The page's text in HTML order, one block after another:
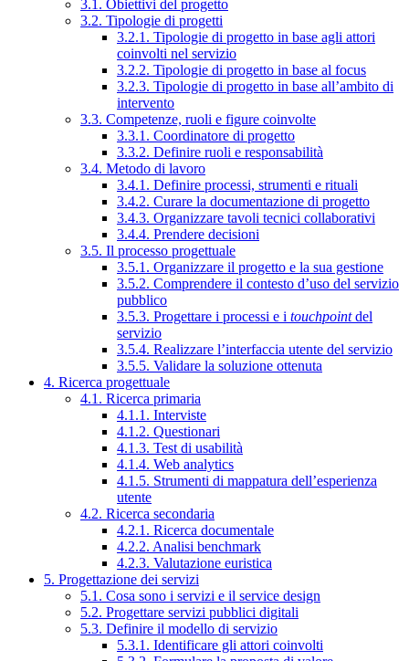
3.1. Obiettivi del progetto
3.2. Tipologie di progetti
3.2.1. Tipologie di progetto in base agli attori
coinvolti nel servizio
3.2.2. Tipologie di progetto in base al focus
3.2.3. Tipologie di progetto in base all’ambito di
intervento
3.3. Competenze, ruoli e figure coinvolte
3.3.1. Coordinatore di progetto
3.3.2. Definire ruoli e responsabilità
3.4. Metodo di lavoro
3.4.1. Definire processi, strumenti e rituali
3.4.2. Curare la documentazione di progetto
3.4.3. Organizzare tavoli tecnici collaborativi
3.4.4. Prendere decisioni
3.5. Il processo progettuale
3.5.1. Organizzare il progetto e la sua gestione
3.5.2. Comprendere il contesto d’uso del servizio
pubblico
3.5.3. Progettare i processi e i touchpointdel
servizio
3.5.4. Realizzare l’interfaccia utente del servizio
3.5.5. Validare la soluzione ottenuta
4. Ricerca progettuale
4.1. Ricerca primaria
4.1.1. Interviste
4.1.2. Questionari
4.1.3. Test di usabilità
4.1.4. Web analytics
4.1.5. Strumenti di mappatura dell’esperienza
utente
4.2. Ricerca secondaria
4.2.1. Ricerca documentale
4.2.2. Analisi benchmark
4.2.3. Valutazione euristica
5. Progettazione dei servizi
5.1. Cosa sono i servizi e il service design
5.2. Progettare servizi pubblici digitali
5.3. Definire il modello di servizio
5.3.1. Identificare gli attori coinvolti